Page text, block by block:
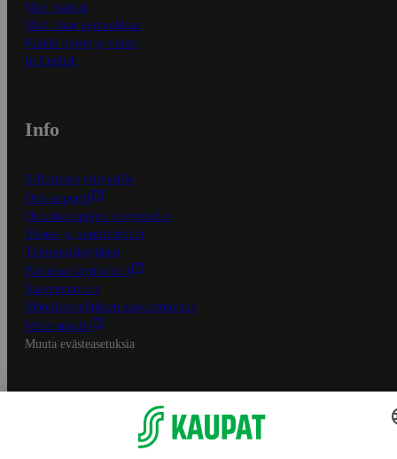
Näin maksat
Näin tilaat ja muokkaat
Kaikki ohjeet ja vinkit
In English
Info
S-Business yrityksille
Oiva-raportit
Osuuskauppojen yhteystiedot
Tilaus- ja toimitusehdot
Tietosuojakäytäntö
Palvelun käyttöehdot
Saavutettavuus
Mobiilisovelluksen saavutettavuus
Mainostajalle
Muuta evästeasetuksia
S-ryhmän palvelut